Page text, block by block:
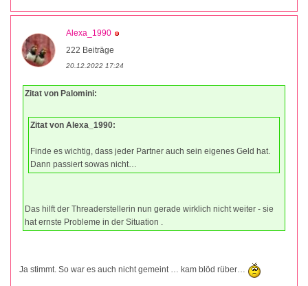
Alexa_1990
222 Beiträge
20.12.2022 17:24
Zitat von Palomini:
Zitat von Alexa_1990:
Finde es wichtig, dass jeder Partner auch sein eigenes Geld hat.
Dann passiert sowas nicht…
Das hilft der Threaderstellerin nun gerade wirklich nicht weiter - sie
hat ernste Probleme in der Situation .
Ja stimmt. So war es auch nicht gemeint … kam blöd rüber…